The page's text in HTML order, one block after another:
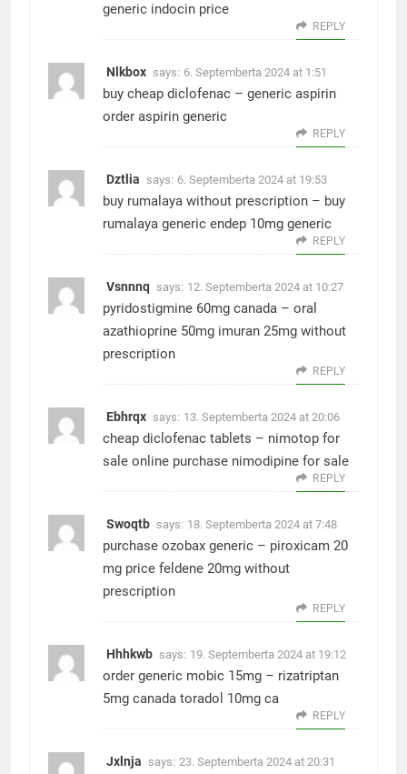
generic indocin price
REPLY
Nlkbox says: 6. Septemberta 2024 at 1:51
buy cheap diclofenac – generic aspirin
order aspirin generic
REPLY
Dztlia says: 6. Septemberta 2024 at 19:53
buy rumalaya without prescription – buy
rumalaya generic endep 10mg generic
REPLY
Vsnnnq says: 12. Septemberta 2024 at 10:27
pyridostigmine 60mg canada – oral
azathioprine 50mg imuran 25mg without
prescription
REPLY
Ebhrqx says: 13. Septemberta 2024 at 20:06
cheap diclofenac tablets – nimotop for
sale online purchase nimodipine for sale
REPLY
Swoqtb says: 18. Septemberta 2024 at 7:48
purchase ozobax generic – piroxicam 20
mg price feldene 20mg without
prescription
REPLY
Hhhkwb says: 19. Septemberta 2024 at 19:12
order generic mobic 15mg – rizatriptan
5mg canada toradol 10mg ca
REPLY
Jxlnja says: 23. Septemberta 2024 at 20:31